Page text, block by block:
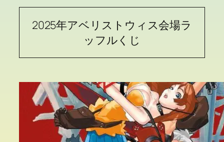
2025年アベリストウィス会場ラ
ッフルくじ